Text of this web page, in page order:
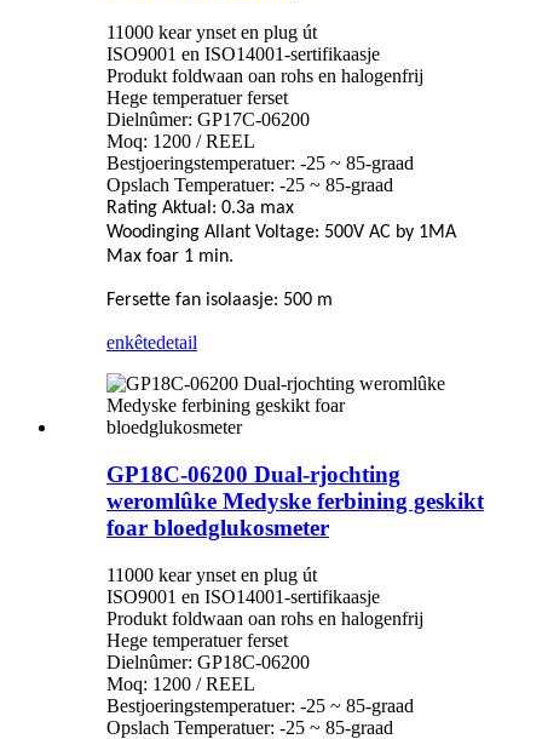
11000 kear ynset en plug út
ISO9001 en ISO14001-sertifikaasje
Produkt foldwaan oan rohs en halogenfrij
Hege temperatuer ferset
Dielnûmer: GP17C-06200
Moq: 1200 / REEL
Bestjoeringstemperatuer: -25 ~ 85-graad
Opslach Temperatuer: -25 ~ 85-graad
Rating Aktual: 0.3a max
Woodinging Allant Voltage: 500V AC by 1MA
Max foar 1 min.
Fersette fan isolaasje: 500 m
enkêtedetail
GP18C-06200 Dual-rjochting
weromlûke Medyske ferbining geskikt
foar bloedglukosmeter
11000 kear ynset en plug út
ISO9001 en ISO14001-sertifikaasje
Produkt foldwaan oan rohs en halogenfrij
Hege temperatuer ferset
Dielnûmer: GP18C-06200
Moq: 1200 / REEL
Bestjoeringstemperatuer: -25 ~ 85-graad
Opslach Temperatuer: -25 ~ 85-graad